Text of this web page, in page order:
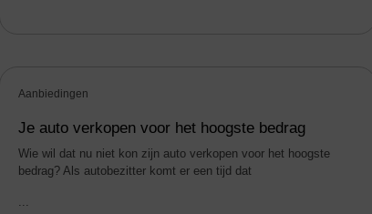
Aanbiedingen
Je auto verkopen voor het hoogste bedrag
Wie wil dat nu niet kon zijn auto verkopen voor het hoogste
bedrag? Als autobezitter komt er een tijd dat